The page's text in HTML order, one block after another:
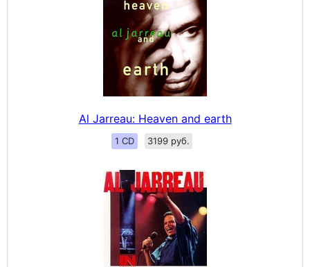
Al Jarreau: Heaven and earth
1 CD 3199 руб.